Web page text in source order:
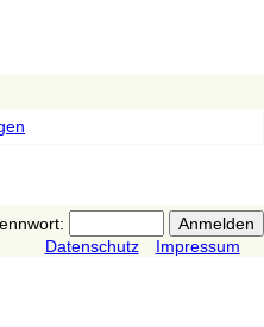
Datenschutz
Impressum